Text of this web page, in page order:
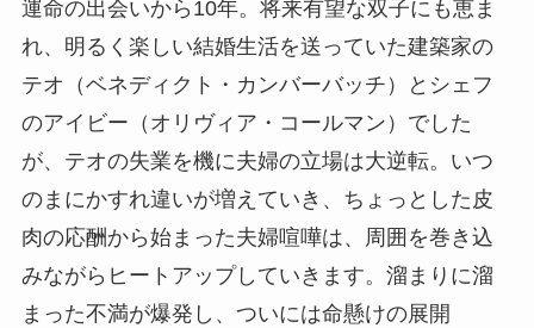
運命の出会いから10年。将来有望な双子にも恵ま
れ、明るく楽しい結婚生活を送っていた建築家の
テオ（ベネディクト・カンバーバッチ）とシェフ
のアイビー（オリヴィア・コールマン）でした
が、テオの失業を機に夫婦の立場は大逆転。いつ
のまにかすれ違いが増えていき、ちょっとした皮
肉の応酬から始まった夫婦喧嘩は、周囲を巻き込
みながらヒートアップしていきます。溜まりに溜
まった不満が爆発し、ついには命懸けの展開